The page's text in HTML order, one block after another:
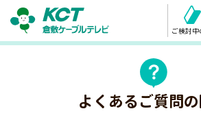
ご検討中
よくあるご質問